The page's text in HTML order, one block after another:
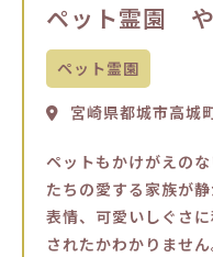
ペット霊園
ペット霊園
宮崎県都城市高城
ペットもかけがえの
たちの愛する家族が
表情、可愛いしぐさ
されたかわかりませ